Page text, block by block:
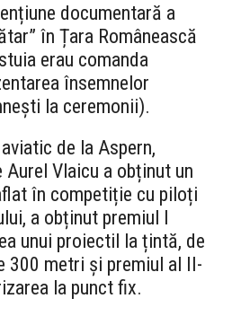
documentară a
în Țara Românească
erau comanda
însemnelor
la ceremonii).
de la Aspern,
Aurel Vlaicu a obținut un
în competiție cu piloți
a obținut premiul I
unui proiectil la țintă, de
300 metri și premiul al II-
la punct fix.